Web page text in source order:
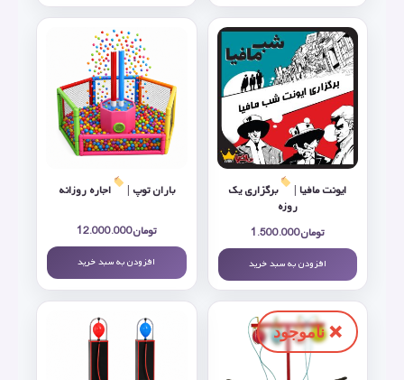
ایونت مافیا |
برگزاری یک
روزه
تومان1.500.000
افزودن به سبد خرید
باران توپ | اجاره روزانه
تومان12.000.000
افزودن به سبد خرید